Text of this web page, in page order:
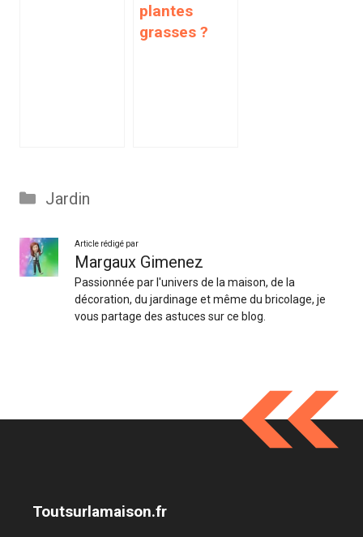
plantes
grasses ?
Catégories
Jardin
Article rédigé par
Margaux Gimenez
Passionnée par l'univers de la maison, de la
décoration, du jardinage et même du bricolage, je
vous partage des astuces sur ce blog.
Toutsurlamaison.fr